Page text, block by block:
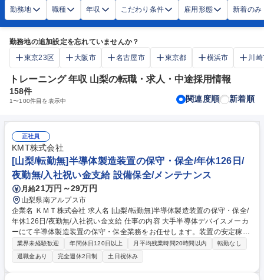
勤務地 職種 年収 こだわり条件 雇用形態 新着のみ
勤務地の追加設定を忘れていませんか？
東京23区
大阪市 名古屋市 東京都 横浜市 川
トレーニング 年収 山梨の転職・求人・中途採用情報
158件
1〜100件目を表示中 関連度順 新着順
正社員
KMT株式会社
[山梨/転勤無]半導体製造装置の保守・保全/年休126日/
夜勤無/入社祝い金支給 設備保全/メンテナンス
月給21万円～29万円
山梨県南アルプス市
企業名 ＫＭＴ株式会社 求人名 [山梨/転勤無]半導体製造装置の保守・保全/
年休126日/夜勤無/入社祝い金支給 仕事の内容 大手半導体デバイスメーカ
ーにて半導体製造装置の保守・保全業務をお任せします。装置の安定稼働
を維持し、高品質な半導体製品を安定的に製造するために、装置の点検、
メンテナンス、修理、改善等を行う仕事です。 【具体的な業務内容】※経
験・スキルに応じて段階的にお任せします ■半導体製造装置等の定期メン
テナンス ■定期的なパーツ交換、クリーニング作業 ■故障個所の特定及び
業界未経験歓迎 年間休日120日以上 月平均残業時間20時間以内
転勤なし
退職金あり
完全週休2日制 土日祝休み